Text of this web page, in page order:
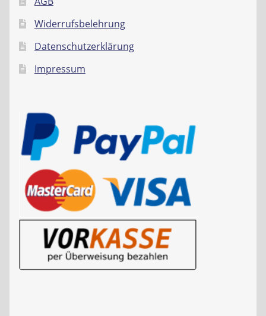
Widerrufsbelehrung
Datenschutzerklärung
Impressum